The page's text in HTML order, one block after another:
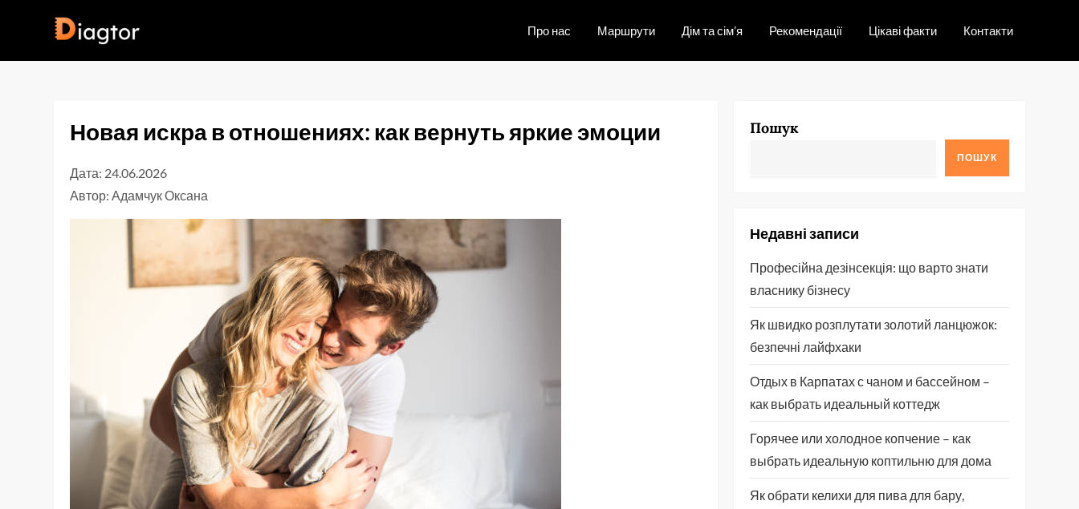
Про нас Маршрути Дім та сім’я Рекомендації Цікаві факти Контакти
Новая искра в отношениях: как вернуть яркие эмоции
Дата: 24.06.2026
Автор:Адамчук Оксана
Пошук
ПОШУК
Недавні записи
Професійна дезінсекція: що варто знати
власнику бізнесу
Як швидко розплутати золотий ланцюжок:
безпечні лайфхаки
Отдых в Карпатах с чаном и бассейном –
как выбрать идеальный коттедж
Горячее или холодное копчение – как
выбрать идеальную коптильню для дома
Як обрати келихи для пива для бару,